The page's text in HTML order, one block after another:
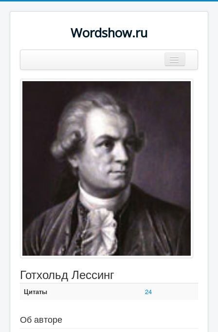
Wordshow.ru
Популярные цитаты
Авторы
Поиск
Готхольд Лессинг
Цитаты 24
Об авторе